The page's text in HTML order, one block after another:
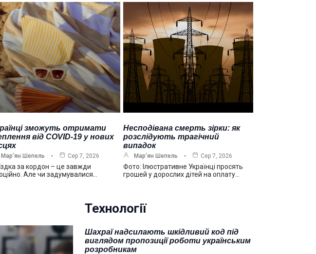
зможуть отримати
від COVID-19 у нових
Мар’ян Шепель Сер 7, 2026
за кордон – це завжди
Але чи задумувалися…
Несподівана смерть зірки: як
розслідують трагічний
випадок
Мар’ян Шепель Сер 7, 2026
Фото: Ілюстративне Українці просять
грошей у дорослих дітей на оплату…
Технології
Шахраї надсилають шкідливий код під
виглядом пропозиції роботи українським
розробникам